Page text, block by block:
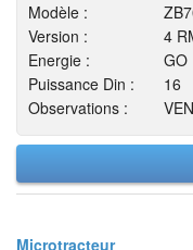
Modèle :
Version :
4
Energie :
GO
Puissance Din :
16
Observations :
Microtracteur